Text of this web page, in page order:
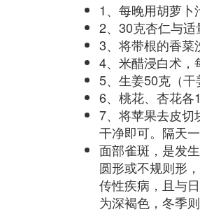
1、每晚用胡萝卜
2、30克杏仁与适
3、将带根的香菜
4、米醋浸白术，
5、生姜50克（干
6、桃花、杏花各
7、将苹果去皮切
干净即可。隔天
面部雀斑，是发
圆形或不规则形
传性疾病，且与
为深褐色，冬季则